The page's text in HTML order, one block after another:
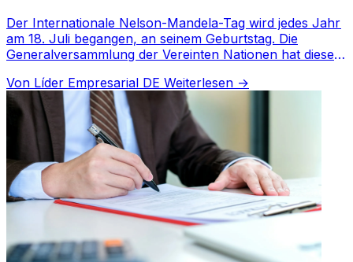
Der Internationale Nelson-Mandela-Tag wird jedes Jahr
am 18. Juli begangen, an seinem Geburtstag. Die
Generalversammlung der Vereinten Nationen hat diesen
Von Líder Empresarial DE Weiterlesen →